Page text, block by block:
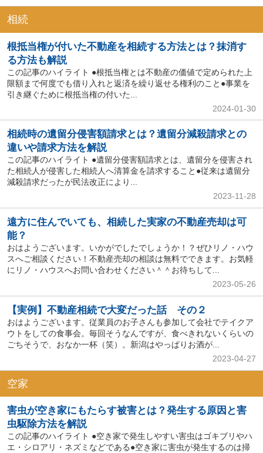
相続
根抵当権が付いた不動産を相続する方法とは？抹消す
る方法も解説
この記事のハイライト ●根抵当権とは不動産の価値で定められた上
限額まで何度でも借り入れと返済を繰り返せる権利のこと●事業を
引き継ぐために根抵当権の付いた...
2024-01-30
相続時の遺留分侵害額請求とは？遺留分減殺請求との
違いや請求方法を解説
この記事のハイライト ●遺留分侵害額請求とは、遺留分を侵害され
た相続人が侵害した相続人へ清算金を請求すること●従来は遺留分
減殺請求だったが民法改正により...
2023-11-28
遠方に住んでいても、相続した実家の不動産売却は可
能？
おはようございます。いかがでしたでしょうか！？ぜひリノ・ハウ
スへご相談ください！不動産売却の相談は無料でできます。お気軽
にリノ・ハウスへお問い合わせください＾＾お待ちして...
2023-05-26
【実例】不動産相続で大変だった話 その２
おはようございます。従業員のお子さんも参加して会社でテイクア
ウトをしての食事会。毎回そうなんですが、食べきれないくらいの
ごちそうで、おなか一杯（笑）。新潟はやっぱりお酒が...
2023-04-27
空家
害虫が空き家にもたらす被害とは？発生する原因と害
虫駆除方法を解説
この記事のハイライト ●空き家で発生しやすい害虫はゴキブリやハ
エ・シロアリ・ネズミなどである●空き家に害虫が発生するのは掃